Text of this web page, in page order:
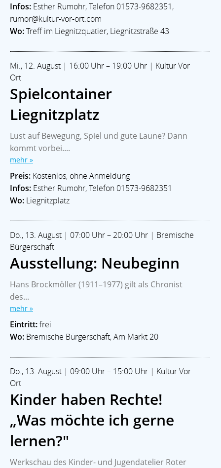
Infos: Esther Rumohr, Telefon 01573-9682351,
rumor@kultur-vor-ort.com
Wo:Treff im Liegnitzquatier, Liegnitzstraße 43
Mi., 12. August | 16:00 Uhr – 19:00 Uhr | Kultur Vor
Ort
Spielcontainer
Liegnitzplatz
Lust auf Bewegung, Spiel und gute Laune? Dann
kommt vorbei....
mehr »
Preis: Kostenlos, ohne Anmeldung
Infos: Esther Rumohr, Telefon 01573-9682351
Wo: Liegnitzplatz
Do., 13. August | 07:00 Uhr – 20:00 Uhr | Bremische
Bürgerschaft
Ausstellung: Neubeginn
Hans Brockmöller (1911–1977) gilt als Chronist
des...
mehr »
Eintritt:frei
Wo: Bremische Bürgerschaft, Am Markt 20
Do., 13. August | 09:00 Uhr – 15:00 Uhr | Kultur Vor
Ort
Kinder haben Rechte!
„Was möchte ich gerne
lernen?"
Werkschau des Kinder- und Jugendatelier Roter